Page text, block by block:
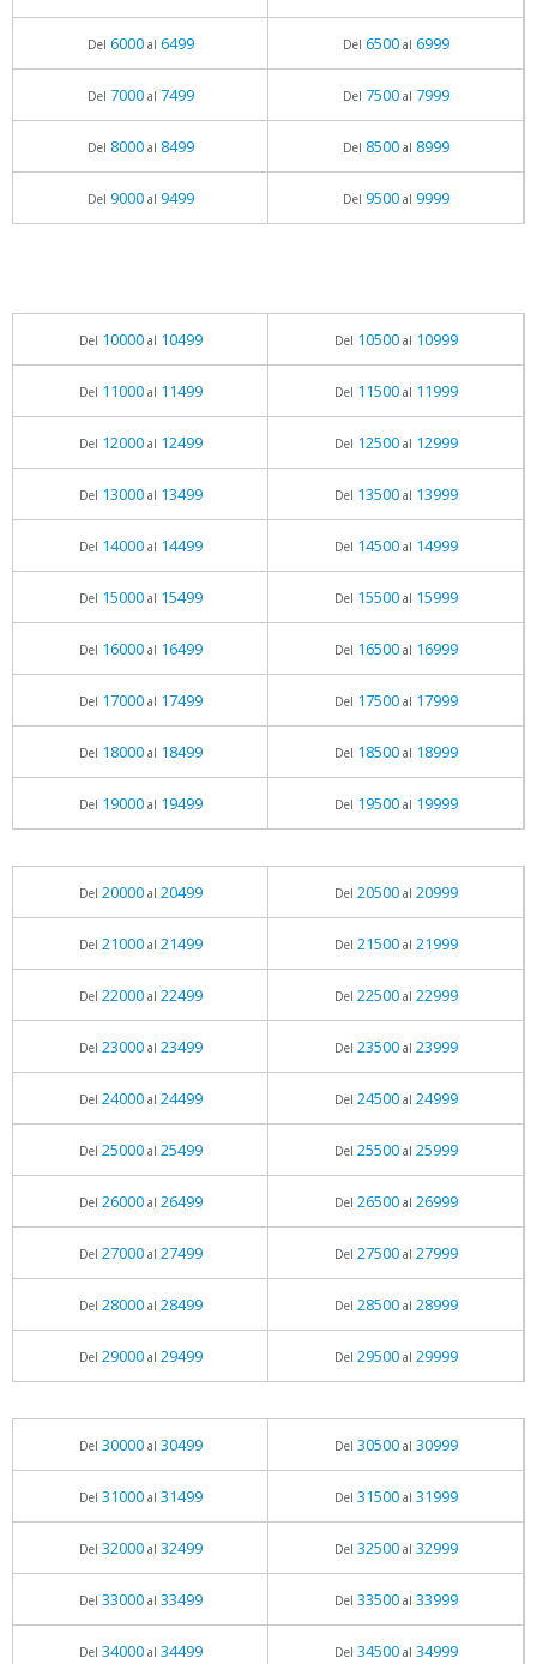
Del 6000al 6499 Del 6500al 6999
Del 7000al 7499 Del 7500al 7999
Del 8000al 8499 Del 8500al 8999
Del 9000al 9499 Del 9500al 9999
Del 10000al 10499 Del 10500al 10999
Del 11000al 11499 Del 11500al 11999
Del 12000al 12499 Del 12500al 12999
Del 13000al 13499 Del 13500al 13999
Del 14000al 14499 Del 14500al 14999
Del 15000al 15499 Del 15500al 15999
Del 16000al 16499 Del 16500al 16999
Del 17000al 17499 Del 17500al 17999
Del 18000al 18499 Del 18500al 18999
Del 19000al 19499 Del 19500al 19999
Del 20000al 20499 Del 20500al 20999
Del 21000al 21499 Del 21500al 21999
Del 22000al 22499 Del 22500al 22999
Del 23000al 23499 Del 23500al 23999
Del 24000al 24499 Del 24500al 24999
Del 25000al 25499 Del 25500al 25999
Del 26000al 26499 Del 26500al 26999
Del 27000al 27499 Del 27500al 27999
Del 28000al 28499 Del 28500al 28999
Del 29000al 29499 Del 29500al 29999
Del 30000al 30499 Del 30500al 30999
Del 31000al 31499 Del 31500al 31999
Del 32000al 32499 Del 32500al 32999
Del 33000al 33499 Del 33500al 33999
Del 34000al 34499 Del 34500al 34999